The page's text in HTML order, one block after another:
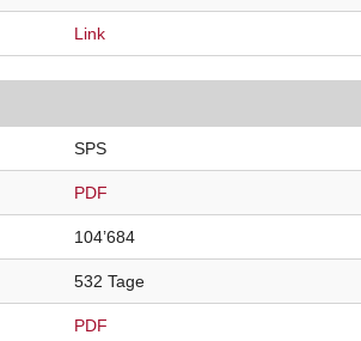
Link
SPS
PDF
104’684
532 Tage
PDF